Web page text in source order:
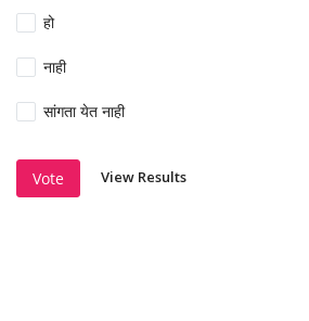
हो
नाही
सांगता येत नाही
Vote View Results